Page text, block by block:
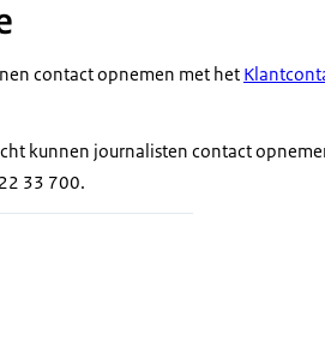
contact opnemen met het
kunnen journalisten contact
33 700.